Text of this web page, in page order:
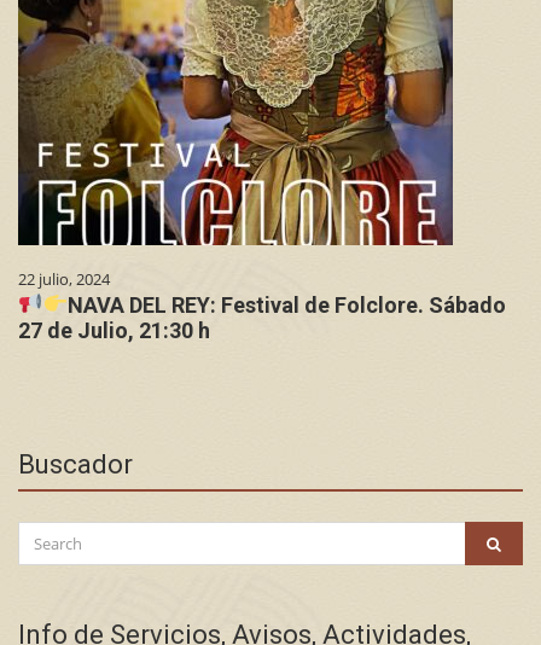
22 julio, 2024
NAVA DEL REY: Festival de Folclore. Sábado
27 de Julio, 21:30 h
Buscador
for:
Info de Servicios, Avisos, Actividades,